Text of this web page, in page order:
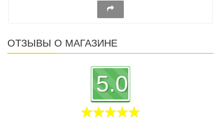
ОТЗЫВЫ О МАГАЗИНЕ
5.0